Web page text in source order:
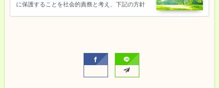
に保護することを社会的責務と考え、下記の方針
利用目的は以下のとおりです。 商品やサービス内
容の確認、受け渡し お問い合わせの返事 ご連絡
新商品や新サービスの通知 お客様より取得させて